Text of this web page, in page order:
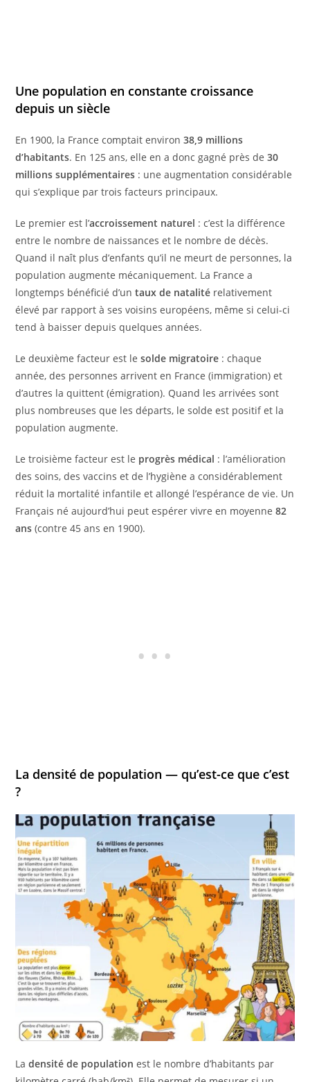
Une population en constante croissance
depuis un siècle
En 1900, la France comptait environ38,9 millions
d’habitants. En 125 ans, elle en a donc gagné près de30
millions supplémentaires : une augmentation considérable
qui s’explique par trois facteurs principaux.
Le premier est l’accroissement naturel : c’est la différence
entre le nombre de naissances et le nombre de décès.
Quand il naît plus d’enfants qu’il ne meurt de personnes, la
population augmente mécaniquement. La France a
longtemps bénéficié d’untaux de natalité relativement
élevé par rapport à ses voisins européens, même si celui-ci
tend à baisser depuis quelques années.
Le deuxième facteur est lesolde migratoire : chaque
année, des personnes arrivent en France (immigration) et
d’autres la quittent (émigration). Quand les arrivées sont
plus nombreuses que les départs, le solde est positif et la
population augmente.
Le troisième facteur est le progrès médical : l’amélioration
des soins, des vaccins et de l’hygiène a considérablement
réduit la mortalité infantile et allongé l’espérance de vie. Un
Français né aujourd’hui peut espérer vivre en moyenne82
ans (contre 45 ans en 1900).
La densité de population — qu’est-ce que c’est
?
Ladensité de population est le nombre d’habitants par